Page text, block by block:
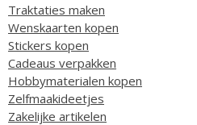
Traktaties maken
Wenskaarten kopen
Stickers kopen
Cadeaus verpakken
Hobbymaterialen kopen
Zelfmaakideetjes
Zakelijke artikelen